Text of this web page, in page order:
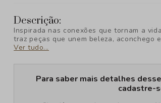
Descrição:
Inspirada nas conexões que tornam a
traz peças que unem beleza, aconchego
Ver tudo...
Para saber mais detalhes
cadastre-